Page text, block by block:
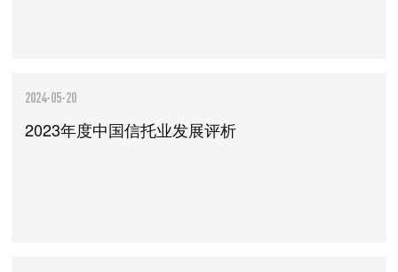
2024-05-20
2023年度中国信托业发展评析